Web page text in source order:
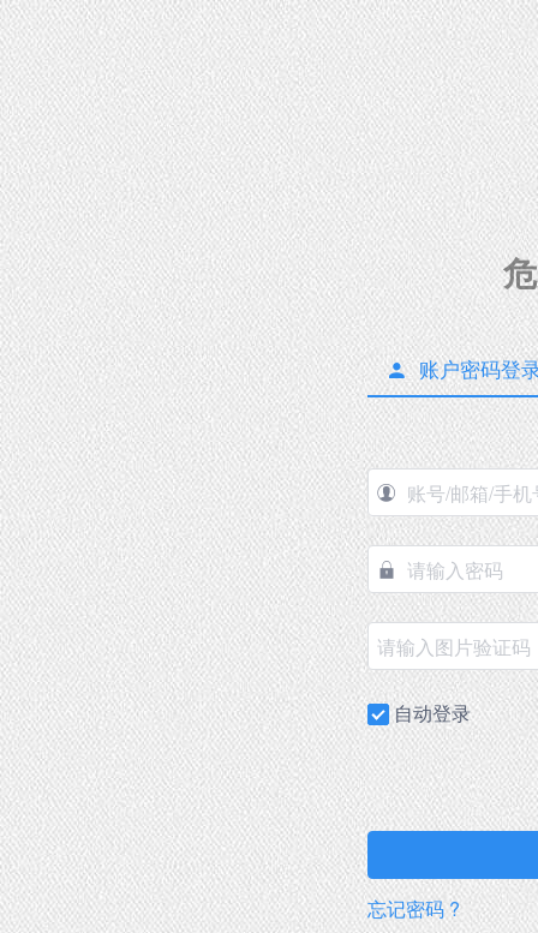
账户密码登
自动登录
忘记密码 ?